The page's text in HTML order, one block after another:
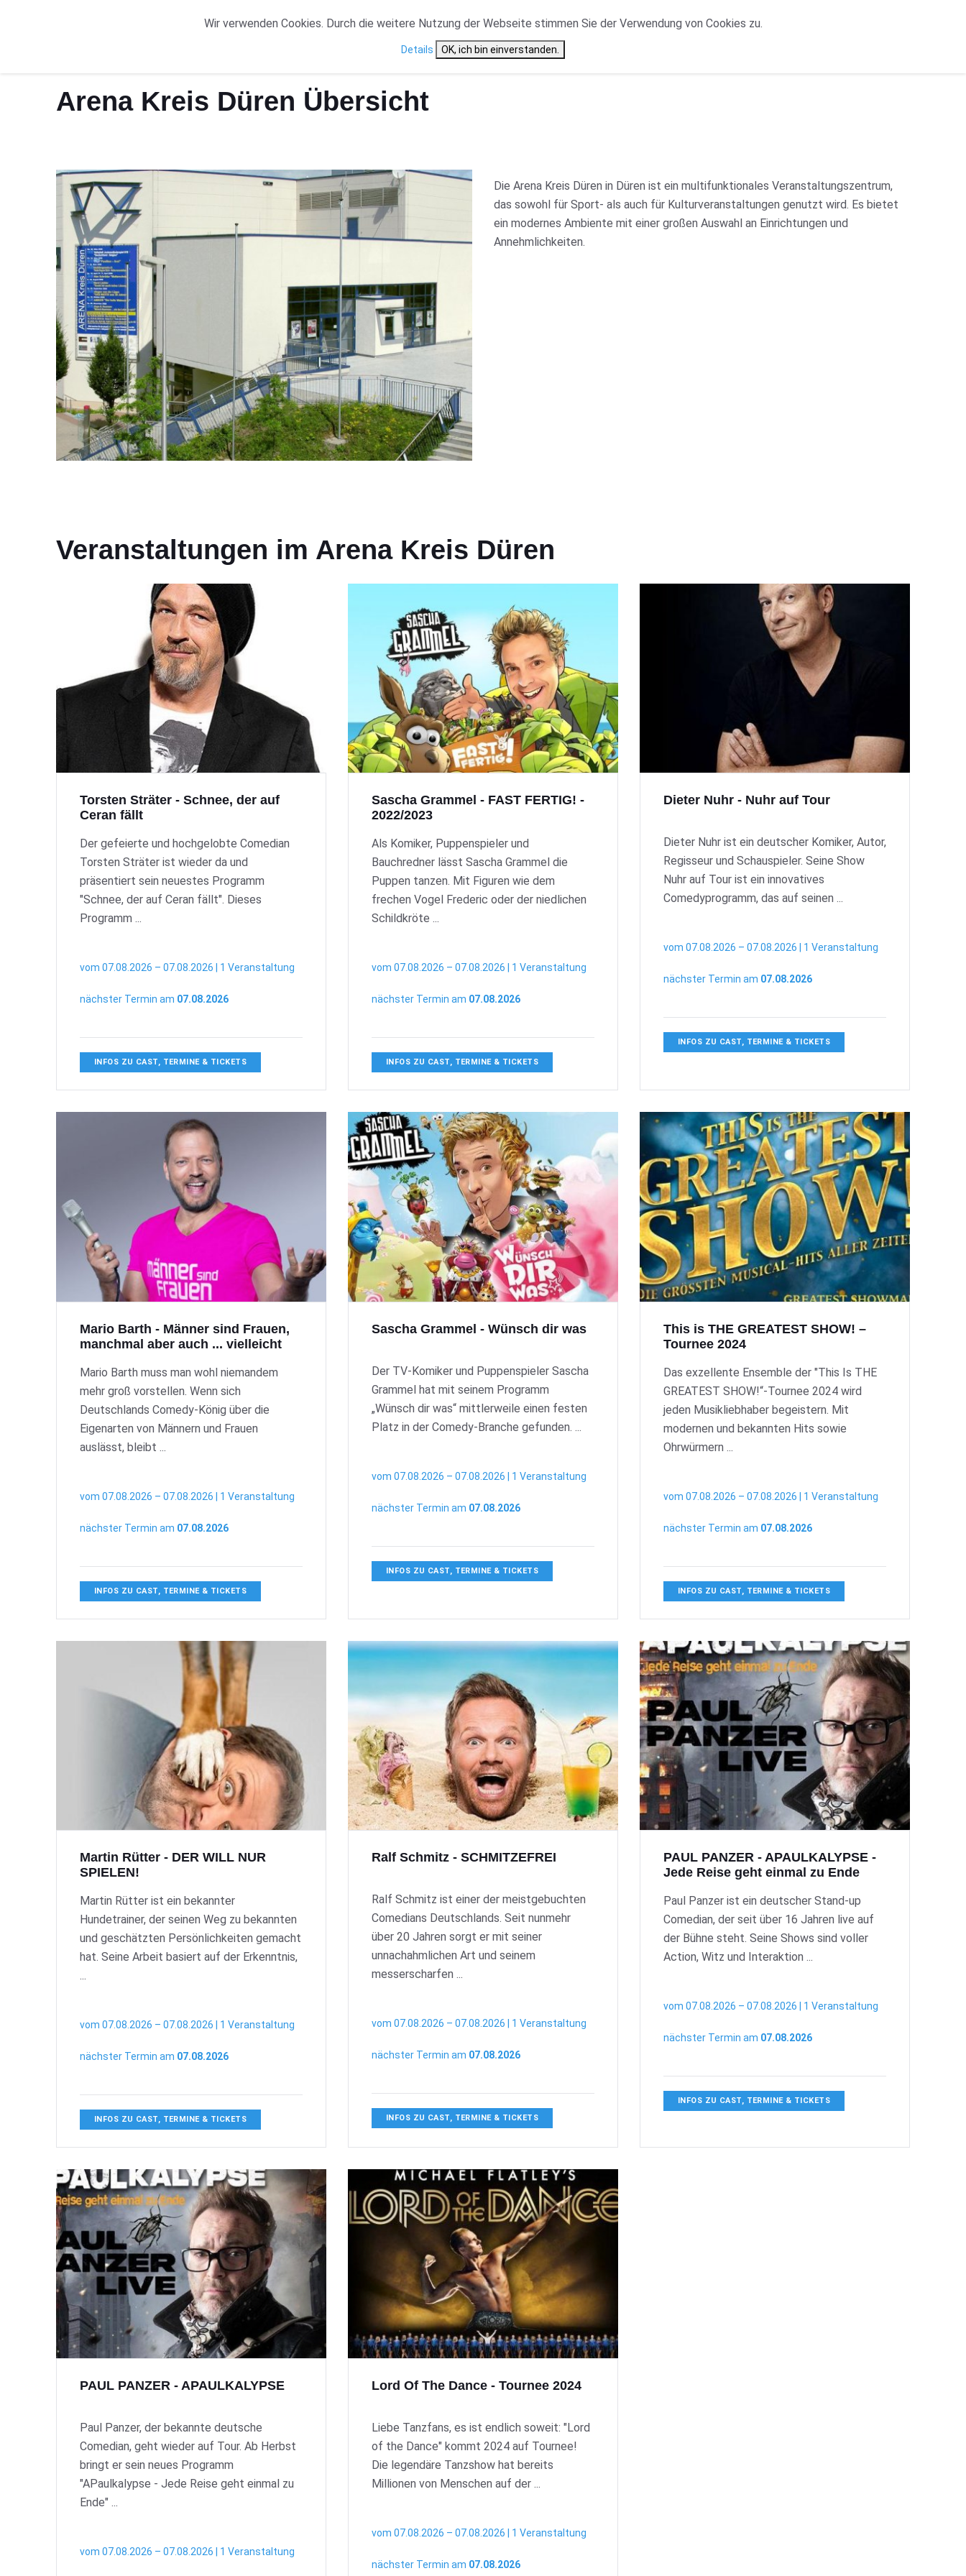
START ORTE VERANSTALTUNGSTYP NEWS CAST ÜBERSICHT
Arena Kreis Düren Übersicht
Die Arena Kreis Düren in Düren ist ein multifunktionales Veranstaltungszentrum,
das sowohl für Sport- als auch für Kulturveranstaltungen genutzt wird. Es bietet
ein modernes Ambiente mit einer großen Auswahl an Einrichtungen und
Annehmlichkeiten.
Veranstaltungen im Arena Kreis Düren
Torsten Sträter - Schnee, der auf
Ceran fällt
Der gefeierte und hochgelobte Comedian
Torsten Sträter ist wieder da und
präsentiert sein neuestes Programm
"Schnee, der auf Ceran fällt". Dieses
Programm ...
vom 07.08.2026 – 07.08.2026 | 1 Veranstaltung
nächster Termin am 07.08.2026
INFOS ZU CAST, TERMINE & TICKETS
Sascha Grammel - FAST FERTIG! -
2022/2023
Als Komiker, Puppenspieler und
Bauchredner lässt Sascha Grammel die
Puppen tanzen. Mit Figuren wie dem
frechen Vogel Frederic oder der niedlichen
Schildkröte ...
vom 07.08.2026 – 07.08.2026 | 1 Veranstaltung
nächster Termin am 07.08.2026
INFOS ZU CAST, TERMINE & TICKETS
Dieter Nuhr - Nuhr auf Tour
Dieter Nuhr ist ein deutscher Komiker, Autor,
Regisseur und Schauspieler. Seine Show
Nuhr auf Tour ist ein innovatives
Comedyprogramm, das auf seinen ...
vom 07.08.2026 – 07.08.2026 | 1 Veranstaltung
nächster Termin am 07.08.2026
INFOS ZU CAST, TERMINE & TICKETS
Mario Barth - Männer sind Frauen,
manchmal aber auch ... vielleicht
Mario Barth muss man wohl niemandem
mehr groß vorstellen. Wenn sich
Deutschlands Comedy-König über die
Eigenarten von Männern und Frauen
auslässt, bleibt ...
vom 07.08.2026 – 07.08.2026 | 1 Veranstaltung
nächster Termin am 07.08.2026
INFOS ZU CAST, TERMINE & TICKETS
Sascha Grammel - Wünsch dir was
Der TV-Komiker und Puppenspieler Sascha
Grammel hat mit seinem Programm
„Wünsch dir was“ mittlerweile einen festen
Platz in der Comedy-Branche gefunden. ...
vom 07.08.2026 – 07.08.2026 | 1 Veranstaltung
nächster Termin am 07.08.2026
INFOS ZU CAST, TERMINE & TICKETS
This is THE GREATEST SHOW! –
Tournee 2024
Das exzellente Ensemble der "This Is THE
GREATEST SHOW!“-Tournee 2024 wird
jeden Musikliebhaber begeistern. Mit
modernen und bekannten Hits sowie
Ohrwürmern ...
vom 07.08.2026 – 07.08.2026 | 1 Veranstaltung
nächster Termin am 07.08.2026
INFOS ZU CAST, TERMINE & TICKETS
Martin Rütter - DER WILL NUR
SPIELEN!
Martin Rütter ist ein bekannter
Hundetrainer, der seinen Weg zu bekannten
und geschätzten Persönlichkeiten gemacht
hat. Seine Arbeit basiert auf der Erkenntnis,
...
vom 07.08.2026 – 07.08.2026 | 1 Veranstaltung
nächster Termin am 07.08.2026
INFOS ZU CAST, TERMINE & TICKETS
Ralf Schmitz - SCHMITZEFREI
Ralf Schmitz ist einer der meistgebuchten
Comedians Deutschlands. Seit nunmehr
über 20 Jahren sorgt er mit seiner
unnachahmlichen Art und seinem
messerscharfen ...
vom 07.08.2026 – 07.08.2026 | 1 Veranstaltung
nächster Termin am 07.08.2026
INFOS ZU CAST, TERMINE & TICKETS
PAUL PANZER - APAULKALYPSE -
Jede Reise geht einmal zu Ende
Paul Panzer ist ein deutscher Stand-up
Comedian, der seit über 16 Jahren live auf
der Bühne steht. Seine Shows sind voller
Action, Witz und Interaktion ...
vom 07.08.2026 – 07.08.2026 | 1 Veranstaltung
nächster Termin am 07.08.2026
INFOS ZU CAST, TERMINE & TICKETS
PAUL PANZER - APAULKALYPSE
Paul Panzer, der bekannte deutsche
Comedian, geht wieder auf Tour. Ab Herbst
bringt er sein neues Programm
"APaulkalypse - Jede Reise geht einmal zu
Ende" ...
vom 07.08.2026 – 07.08.2026 | 1 Veranstaltung
Lord Of The Dance - Tournee 2024
Liebe Tanzfans, es ist endlich soweit: "Lord
of the Dance" kommt 2024 auf Tournee!
Die legendäre Tanzshow hat bereits
Millionen von Menschen auf der ...
vom 07.08.2026 – 07.08.2026 | 1 Veranstaltung
nächster Termin am 07.08.2026
Wir verwenden Cookies. Durch die weitere Nutzung der Webseite stimmen Sie der Verwendung von Cookies zu.
Details OK, ich bin einverstanden.